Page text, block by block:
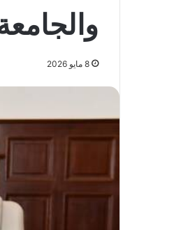
8 مايو 2026